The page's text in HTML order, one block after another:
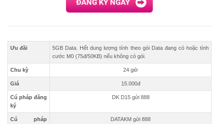
Ưu đãi
5GB Data. Hết dung lượng tính theo gói Data đang có hoặc tính
cước M0 (75đ/50KB) nếu không có gói.
Chu kỳ 24 giờ
Giá 15.000đ
Cú pháp đăng
ký
DK D15 gửi 888
Cú pháp
DATAKM gửi 888